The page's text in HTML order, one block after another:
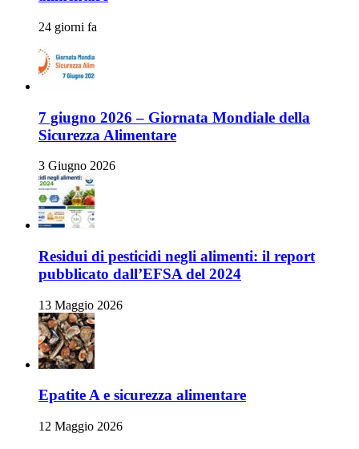
24 giorni fa
7 giugno 2026 – Giornata Mondiale della
Sicurezza Alimentare
3 Giugno 2026
Residui di pesticidi negli alimenti: il report
pubblicato dall’EFSA del 2024
13 Maggio 2026
Epatite A e sicurezza alimentare
12 Maggio 2026